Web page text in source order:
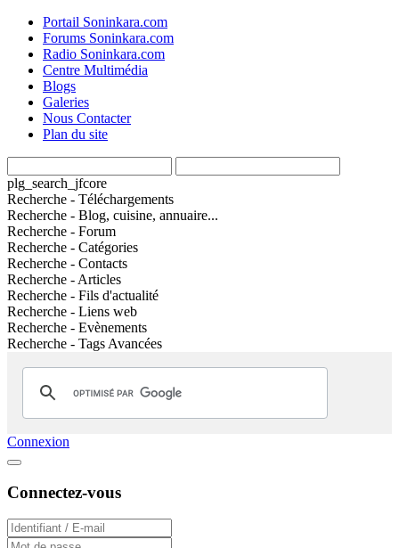
Portail Soninkara.com
Forums Soninkara.com
Radio Soninkara.com
Centre Multimédia
Blogs
Galeries
Nous Contacter
Plan du site
plg_search_jfcore
Recherche - Téléchargements
Recherche - Blog, cuisine, annuaire...
Recherche - Forum
Recherche - Catégories
Recherche - Contacts
Recherche - Articles
Recherche - Fils d'actualité
Recherche - Liens web
Recherche - Evènements
Recherche - Tags Avancées
Connexion
Connectez-vous